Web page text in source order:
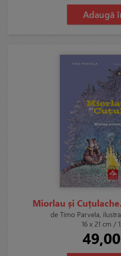
Adaugă
Miorlau și
de Timo Parvela,
16 x 21 cm /